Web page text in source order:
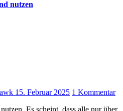
nutzen
15. Februar 2025 1 Kommentar